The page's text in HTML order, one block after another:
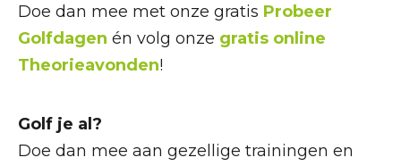
Doe dan mee met onze gratis Probeer
Golfdagen én volg onze gratis online
Theorieavonden!
Golf je al?
Doe dan mee aan gezellige trainingen en